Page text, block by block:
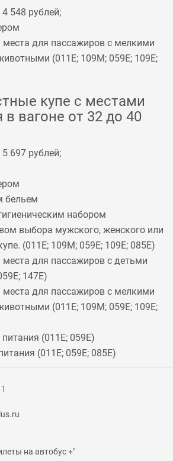
548 рублей;
места для пассажиров с мелкими
(011Е; 109М; 059Е; 109Е;
купе с местами
вагоне от 32 до 40
697 рублей;
бельем
набором
выбора мужского, женского или
(011Е; 109М; 059Е; 109Е; 085Е)
места для пассажиров с детьми
; 147Е)
места для пассажиров с мелкими
(011Е; 109М; 059Е; 109Е;
(011Е; 059Е)
(011Е; 059Е; 085Е)
на автобус +"